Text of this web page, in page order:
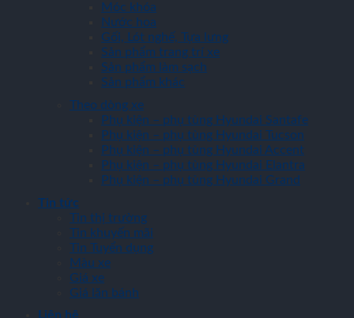
Móc khóa
Nước hoa
Gối, Lót nghế, Tựa lưng
Sản phẩm trang trí xe
Sản phẩm làm sạch
Sản phẩm khác
Theo dòng xe
Phụ kiện – phụ tùng Hyundai Santafe
Phụ kiện – phụ tùng Hyundai Tucson
Phụ kiện – phụ tùng Hyundai Accent
Phụ kiện – phụ tùng Hyundai Elantra
Phụ kiện – phụ tùng Hyundai Grand
Tin tức
Tin thị trường
Tin khuyến mãi
Tin Tuyển dụng
Màu xe
Giá xe
Giá lăn bánh
Liên hệ